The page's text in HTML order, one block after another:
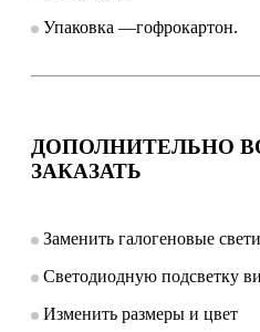
Упаковка —гофрокартон.
ДОПОЛНИТЕЛЬНО
ЗАКАЗАТЬ
Заменить галогеновые
Светодиодную подсветку
Изменить размеры и цвет